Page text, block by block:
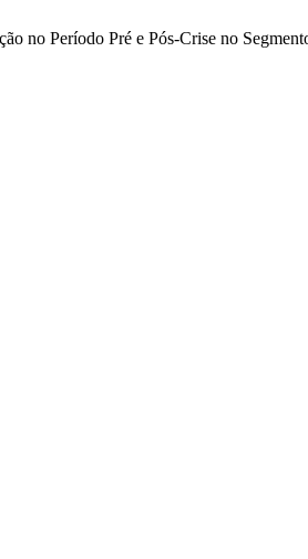
no Período Pré e Pós-Crise no